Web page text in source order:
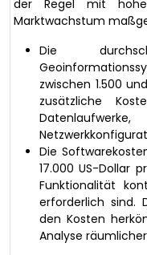
der Regel mit
Marktwachstum
Die
zwischen 1.500
zusätzliche
Die
17.000 US-Dollar
Funktionalität
erforderlich sind.
den Kosten
Analyse